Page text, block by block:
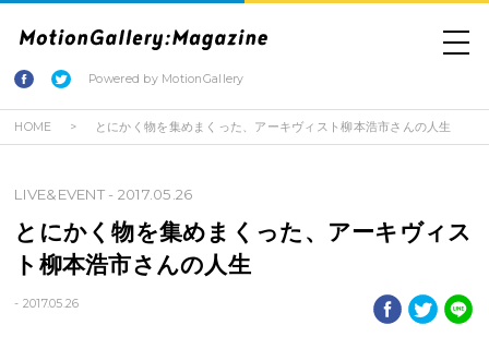
Powered by MotionGallery
HOME とにかく物を集めまくった、アーキヴィスト柳本浩市さんの人生
LIVE&EVENT - 2017.05.26
とにかく物を集めまくった、アーキヴィス
ト柳本浩市さんの人生
- 2017.05.26